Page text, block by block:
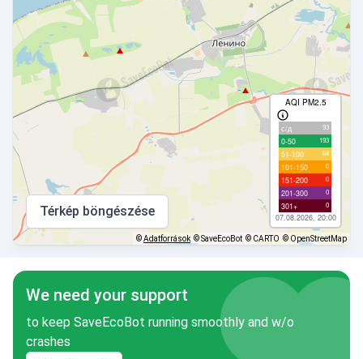
AQI PM2.5
с/д 93
0-50 193
51-100 64
101-150 0
151-200 0
201-300 0
301+ 0
07.08.2026, 20:00
Térkép böngészése
©Adatforrások © SaveEcoBot © CARTO © OpenStreetMap
We need your support
to keep SaveEcoBot running smoothly and w/o
crashes